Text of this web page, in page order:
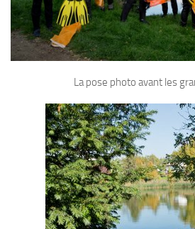
Plongeur N2
Plongeur N3
Maintien des acquis
Guide de palanquée N4
Moniteur Fédéral
Organisation
Responsables
Fosse
Sorties techniques
La pose photo avant les